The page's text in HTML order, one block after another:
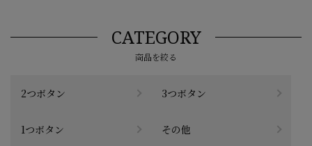
CATEGORY
商品を絞る
2つボタン 3つボタン
1つボタン その他